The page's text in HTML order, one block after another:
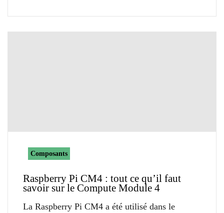
Composants
Raspberry Pi CM4 : tout ce qu’il faut
savoir sur le Compute Module 4
La Raspberry Pi CM4 a été utilisé dans le